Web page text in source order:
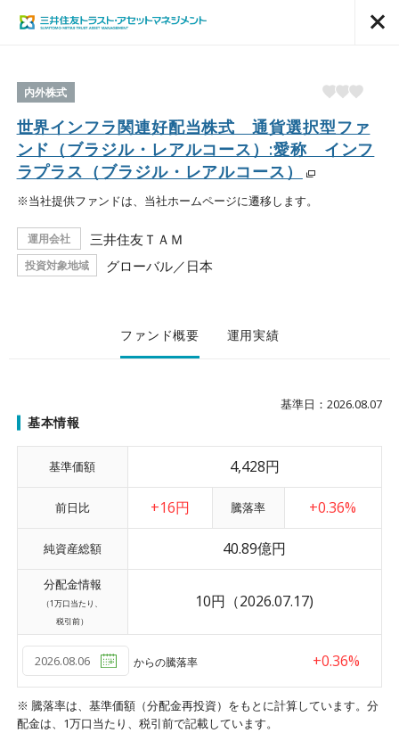
内外株式
世界インフラ関連好配当株式 通貨選択型ファ
ンド（ブラジル・レアルコース）:愛称 インフ
ラプラス（ブラジル・レアルコース）
※当社提供ファンドは、当社ホームページに遷移します。
運用会社 三井住友ＴＡＭ
投資対象地域 グローバル／日本
ファンド概要 運用実績
基準日：2026.08.07
基本情報
基準価額 4,428円
前日比 +16円 騰落率 +0.36%
純資産総額 40.89億円
分配金情報
（1万口当たり、
税引前）
10円 （2026.07.17)
からの騰落率 +0.36%
※ 騰落率は、基準価額（分配金再投資）をもとに計算しています。分
配金は、1万口当たり、税引前で記載しています。